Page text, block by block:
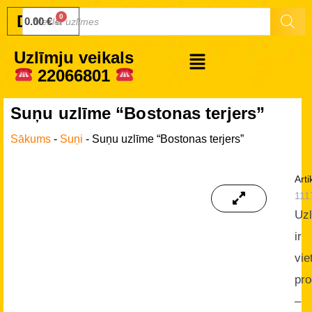
Druku.lv
0.00€
Uzlīmju veikals
22066801
Suņu uzlīme “Bostonas terjers”
Sākums - Suņi - Suņu uzlīme “Bostonas terjers”
ir
–